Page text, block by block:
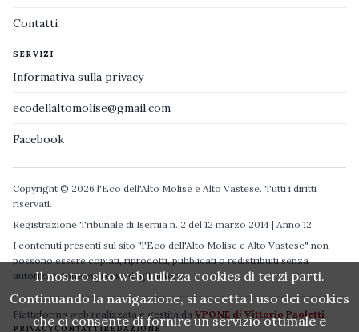
Contatti
SERVIZI
Informativa sulla privacy
ecodellaltomolise@gmail.com
Facebook
Copyright © 2026 l'Eco dell'Alto Molise e Alto Vastese. Tutti i diritti
riservati.
Registrazione Tribunale di Isernia n. 2 del 12 marzo 2014 | Anno 12
I contenuti presenti sul sito "l'Eco dell'Alto Molise e Alto Vastese" non
possono essere copiati, riprodotti, pubblicati o redistribuiti senza
autorizzazione espressa degli autori.
Piattaforma web realizzata e gestita da VPONE di Vittorio Paoletti
PRIVACYCONTATTIREDAZIONE
Il nostro sito web utilizza cookies di terzi parti.
Continuando la navigazione, si accetta l uso dei cookies
che ci consente di fornire un servizio ottimale e